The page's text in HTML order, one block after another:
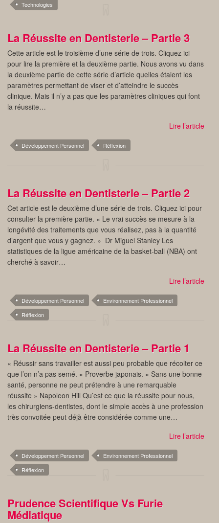
Technologies
La Réussite en Dentisterie – Partie 3
Cette article est le troisième d’une série de trois. Cliquez ici
pour lire la première et la deuxième partie. Nous avons vu dans
la deuxième partie de cette série d’article quelles étaient les
paramètres permettant de viser et d’atteindre le succès
clinique. Mais il n’y a pas que les paramètres cliniques qui font
la réussite…
Lire l’article
Développement Personnel Réflexion
La Réussite en Dentisterie – Partie 2
Cet article est le deuxième d’une série de trois. Cliquez ici pour
consulter la première partie. « Le vrai succès se mesure à la
longévité des traitements que vous réalisez, pas à la quantité
d’argent que vous y gagnez. » Dr Miguel Stanley Les
statistiques de la ligue américaine de la basket-ball (NBA) ont
cherché à savoir…
Lire l’article
Développement Personnel
Environnement Professionnel
Réflexion
La Réussite en Dentisterie – Partie 1
« Réussir sans travailler est aussi peu probable que récolter ce
que l’on n’a pas semé. » Proverbe japonais. « Sans une bonne
santé, personne ne peut prétendre à une remarquable
réussite » Napoleon Hill Qu’est ce que la réussite pour nous,
les chirurgiens-dentistes, dont le simple accès à une profession
très convoitée peut déjà être considérée comme une…
Lire l’article
Développement Personnel
Environnement Professionnel
Réflexion
Prudence Scientifique Vs Furie
Médiatique